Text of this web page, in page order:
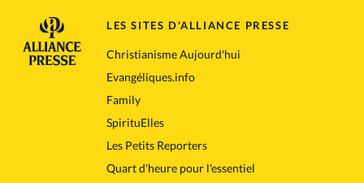
LES SITES D'ALLIANCE PRESSE
Christianisme Aujourd'hui
Evangéliques.info
Family
SpirituElles
Les Petits Reporters
Quart d'heure pour l'essentiel